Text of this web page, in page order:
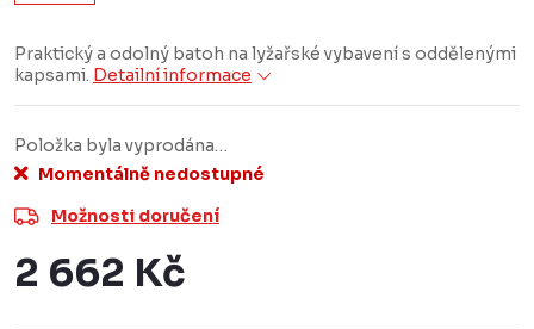
Praktický a odolný batoh na lyžařské vybavení s oddělenými
kapsami. Detailní informace
Položka byla vyprodána…
Momentálně nedostupné
Možnosti doručení
2 662 Kč